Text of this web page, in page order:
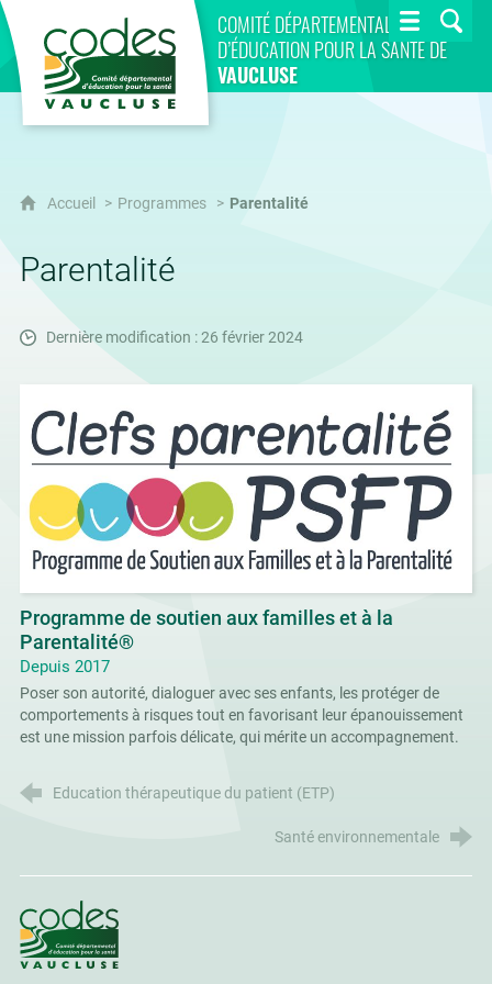
COMITÉ DÉPARTEMENTAL
D’ÉDUCATION POUR LA SANTÉ DE
VAUCLUSE
CoDES 84
Accueil Programmes Parentalité
Parentalité
Dernière modification : 26 février 2024
Programme de soutien aux familles et à la
Parentalité®
Depuis 2017
Poser son autorité, dialoguer avec ses enfants, les protéger de
comportements à risques tout en favorisant leur épanouissement
est une mission parfois délicate, qui mérite un accompagnement.
Education thérapeutique du patient (ETP)
Santé environnementale
CoDES 84